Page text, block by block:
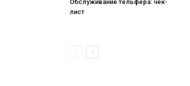
Обслуживание тельфера: чек-
лист